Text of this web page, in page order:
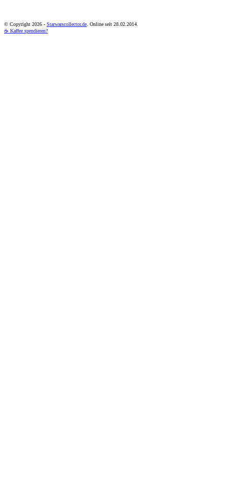
© Copyright 2026 - Starwarscollector.de . Online seit 28.02.2014.
☕ Kaffee spendieren?